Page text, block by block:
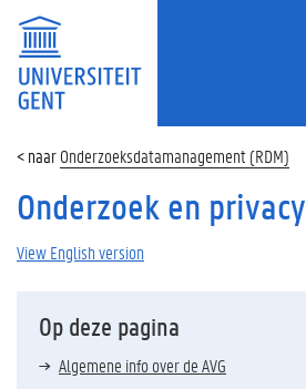
Onderzoeksdatamanagement (RDM)
Onderzoek en privacy
View English version
Op deze pagina
Algemene info over de AVG